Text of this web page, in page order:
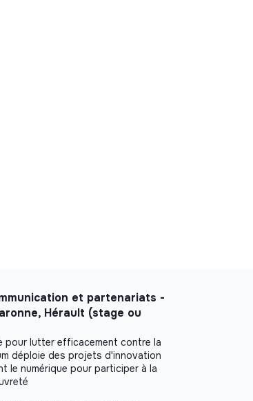
et partenariats -
Hérault (stage ou
pour lutter efficacement contre la
déploie des projets d'innovation
le numérique pour participer à la